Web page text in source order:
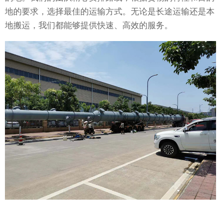
地的要求，选择最佳的运输方式。无论是长途运输还是本
地搬运，我们都能够提供快速、高效的服务。